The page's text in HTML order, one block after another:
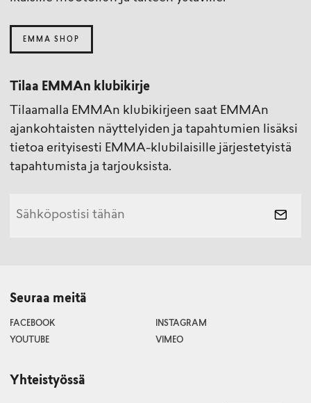
EMMA SHOP
Tilaa EMMAn klubikirje
Tilaamalla EMMAn klubikirjeen saat EMMAn
ajankohtaisten näyttelyiden ja tapahtumien lisäksi
tietoa erityisesti EMMA-klubilaisille järjestetyistä
tapahtumista ja tarjouksista.
Seuraa meitä
FACEBOOK
INSTAGRAM
YOUTUBE
VIMEO
Yhteistyössä